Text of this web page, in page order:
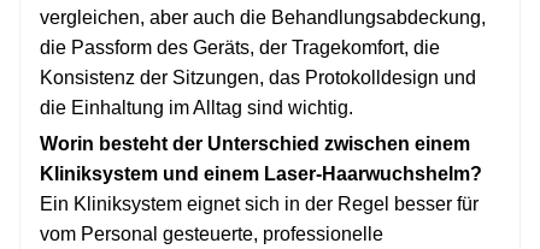
vergleichen, aber auch die Behandlungsabdeckung,
die Passform des Geräts, der Tragekomfort, die
Konsistenz der Sitzungen, das Protokolldesign und
die Einhaltung im Alltag sind wichtig.
Worin besteht der Unterschied zwischen einem
Kliniksystem und einem Laser-Haarwuchshelm?
Ein Kliniksystem eignet sich in der Regel besser für
vom Personal gesteuerte, professionelle